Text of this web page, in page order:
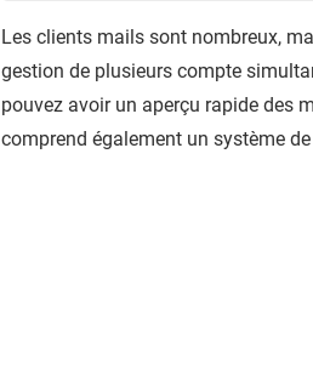
Les clients mails sont nombreux,
gestion de plusieurs compte
pouvez avoir un aperçu rapide des
comprend également un système